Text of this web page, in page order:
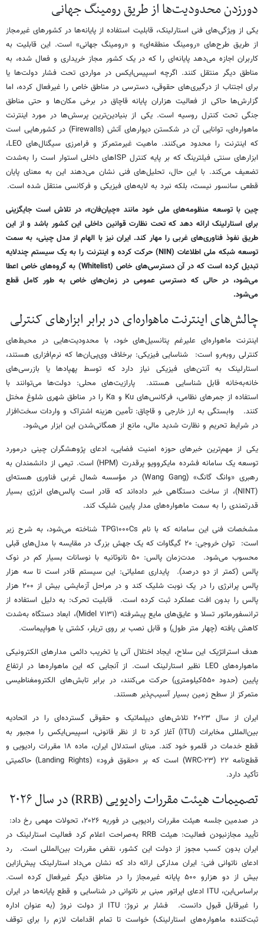
دورزدن محدودیت‌ها از طریق رومینگ جهانی
یکی از ویژگی‌های فنی استارلینک، قابلیت استفاده از پایانه‌ها در کشورهای غیرمجاز
از طریق طرح‌های «رومینگ منطقه‌ای» و «رومینگ جهانی» است. این قابلیت به
کاربران اجازه می‌دهد پایانه‌ای را که در یک کشور مجاز خریداری و فعال شده، به
مناطق دیگر منتقل کنند. اگرچه اسپیس‌ایکس در مواردی تحت فشار دولت‌ها یا
برای اجتناب از درگیری‌های حقوقی، دسترسی در مناطق خاص را غیرفعال کرده، اما
گزارش‌ها حاکی از فعالیت هزاران پایانه قاچاق در برخی مکان‌ها و حتی مناطق
جنگی تحت کنترل روسیه است. یکی از بنیادین‌ترین پرسش‌ها در مورد اینترنت
ماهواره‌ای، توانایی آن در شکستن دیوارهای آتش (Firewalls) در کشورهایی است
که اینترنت را محدود می‌کنند. ماهیت غیرمتمرکز و فرامرزی سیگنال‌های LEO،
ابزارهای سنتی فیلترینگ که بر پایه کنترل ISPهای داخلی استوار است را به‌شدت
تضعیف می‌کند. با این حال، تحلیل‌های فنی نشان می‌دهند این به معنای پایان
قطعی سانسور نیست، بلکه نبرد به لایه‌های فیزیکی و فرکانسی منتقل شده است.
چین با توسعه منظومه‌های ملی خود مانند «چیان‌فان»، در تلاش است جایگزینی
برای استارلینک ارائه دهد که تحت نظارت قوانین داخلی این کشور باشد و از این
طریق نفوذ فناوری‌های غربی را مهار کند. ایران نیز با الهام از مدل چینی، به سمت
توسعه شبکه ملی اطلاعات (NIN) حرکت کرده و اینترنت را به یک سیستم چندلایه
تبدیل کرده است که در آن دسترسی‌های خاص (Whitelist) به گروه‌های خاص اعطا
می‌شود، در حالی که دسترسی عمومی در زمان‌های خاص به طور کامل قطع
می‌شود.
چالش‌های اینترنت ماهواره‌ای در برابر ابزارهای کنترلی
اینترنت ماهواره‌ای علیرغم پتانسیل‌های خود، با محدودیت‌هایی در محیط‌های
کنترلی روبه‌رو است: شناسایی فیزیکی: برخلاف وی‌پی‌ان‌ها که نرم‌افزاری هستند،
استارلینک به آنتن‌های فیزیکی نیاز دارد که توسط پهپادها یا بازرسی‌های
خانه‌به‌خانه قابل شناسایی هستند. پارازیت‌های محلی: دولت‌ها می‌توانند با
استفاده از جمرهای نظامی، فرکانس‌های Ku و Ka را در مناطق شهری شلوغ مختل
کنند. وابستگی به ارز خارجی و قاچاق: تأمین هزینه اشتراک و واردات سخت‌افزار
در شرایط تحریم و نظارت شدید مالی، مانع از همگانی‌شدن این ابزار می‌شود.
یکی از مهم‌ترین خبرهای حوزه امنیت فضایی، ادعای پژوهشگران چینی درمورد
توسعه یک سامانه فشرده مایکروویو پرقدرت (HPM) است. تیمی از دانشمندان به
رهبری «وانگ گانگ» (Wang Gang) در مؤسسه شمال غربی فناوری هسته‌ای
(NINT)، از ساخت دستگاهی خبر داده‌اند که قادر است پالس‌های انرژی بسیار
قدرتمندی را به سمت ماهواره‌های مدار پایین شلیک کند.
مشخصات فنی این سامانه که با نام TPG۱۰۰۰Cs شناخته می‌شود، به شرح زیر
است: توان خروجی: ۲۰ گیگاوات که یک جهش بزرگ در مقایسه با مدل‌های قبلی
محسوب می‌شود. مدت‌زمان پالس: ۵۰ نانوثانیه با نوسانات بسیار کم در نوک
پالس (کمتر از دو درصد). پایداری عملیاتی: این سیستم قادر است تا سه هزار
پالس پرانرژی را در یک نوبت شلیک کند و در مراحل آزمایشی بیش از ۲۰۰ هزار
پالس را بدون افت عملکرد ثبت کرده است. قابلیت تحرک: به دلیل استفاده از
ترانسفورماتور تسلا و عایق‌های مایع پیشرفته (۷۱۳۱ Midel)، ابعاد دستگاه به‌شدت
کاهش یافته (چهار متر طول) و قابل نصب بر روی تریلر، کشتی یا هواپیماست.
هدف استراتژیک این سلاح، ایجاد اختلال آنی یا تخریب دائمی مدارهای الکترونیکی
ماهواره‌های LEO نظیر استارلینک است. از آنجایی که این ماهواره‌ها در ارتفاع
پایین (حدود ۵۵۰کیلومتری) حرکت می‌کنند، در برابر تابش‌های الکترومغناطیسی
متمرکز از سطح زمین بسیار آسیب‌پذیر هستند.
ایران از سال ۲۰۲۳ تلاش‌های دیپلماتیک و حقوقی گسترده‌ای را در اتحادیه
بین‌المللی مخابرات (ITU) آغاز کرد تا از نظر قانونی، اسپیس‌ایکس را مجبور به
قطع خدمات در قلمرو خود کند. مبنای استدلال ایران، ماده ۱۸ مقررات رادیویی و
قطع‌نامه ۲۲ (۲۳-WRC) است که بر «حقوق فرود» (Landing Rights) حاکمیتی
تأکید دارد.
تصمیمات هیئت مقررات رادیویی (RRB) در سال ۲۰۲۶
در صدمین جلسه هیئت مقررات رادیویی در فوریه ۲۰۲۶، تحولات مهمی رخ داد:
تأیید مجازنبودن فعالیت: هیئت RRB به‌صراحت اعلام کرد فعالیت استارلینک در
ایران بدون کسب مجوز از دولت این کشور، نقض مقررات بین‌المللی است. رد
ادعای ناتوانی فنی: ایران مدارکی ارائه داد که نشان می‌داد استارلینک پیش‌ازاین
بیش از دو هزارو ۵۰۰ پایانه غیرمجاز را در مناطق دیگر غیرفعال کرده است.
براساس‌این، ITU ادعای اپراتور مبنی بر ناتوانی در شناسایی و قطع پایانه‌ها در ایران
را غیرقابل قبول دانست. فشار بر نروژ: ITU از دولت نروژ (به ‌عنوان اداره
ثبت‌کننده ماهواره‌های استارلینک) خواست تا تمام اقدامات لازم را برای توقف